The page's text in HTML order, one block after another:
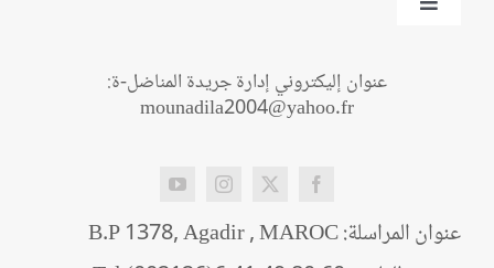
Toggle
عنوان إليكتروني إدارة جريدة المناضل-ة:
mounadila2004@yahoo.fr
عنوان المراسلة: B.P 1378, Agadir , MAROC